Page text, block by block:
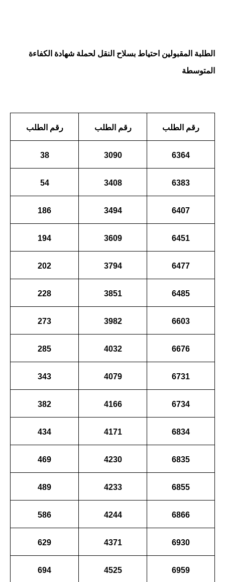
الطلبة المقبولين احتياط بسلاح النقل لحملة شهادة الكفاءة
المتوسطة
رقم الطلب رقم الطلب رقم الطلب
6364
3090
38
6383
3408
54
6407
3494
186
6451
3609
194
6477
3794
202
6485
3851
228
6603
3982
273
6676
4032
285
6731
4079
343
6734
4166
382
6834
4171
434
6835
4230
469
6855
4233
489
6866
4244
586
6930
4371
629
6959
4525
694